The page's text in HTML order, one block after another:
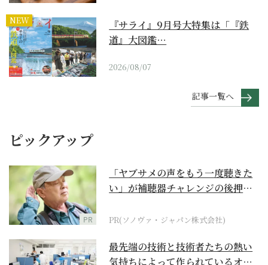
NEW
『サライ』9月号大特集は「『鉄
道』大図鑑…
2026/08/07
記事一覧へ
ピックアップ
PR
「ヤブサメの声をもう一度聴きた
い」が補聴器チャレンジの後押し
PR(ソノヴァ・ジャパン株式会社)
最先端の技術と技術者たちの熱い
気持ちによって作られているオー